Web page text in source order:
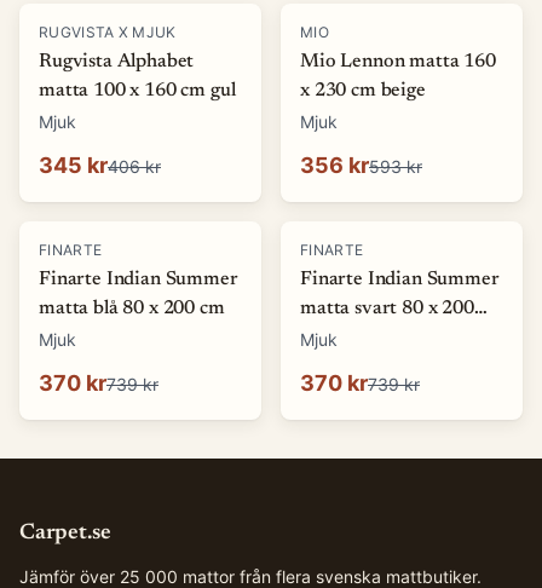
-15%
RUGVISTA X MJUK
Rugvista Alphabet
matta 100 x 160 cm gul
Mjuk
345 kr406 kr
-40%
MIO
Mio Lennon matta 160
x 230 cm beige
Mjuk
356 kr593 kr
-50 %
FINARTE
Finarte Indian Summer
matta blå 80 x 200 cm
Mjuk
370 kr739 kr
-50 %
FINARTE
Finarte Indian Summer
matta svart 80 x 200
cm
Mjuk
370 kr739 kr
Carpet.se
Jämför över 25 000 mattor från flera svenska mattbutiker.